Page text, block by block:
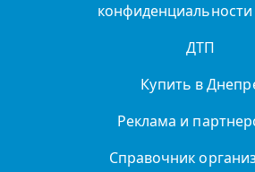
конфиденциальности
ДТП
Купить в
Реклама и
Справочник